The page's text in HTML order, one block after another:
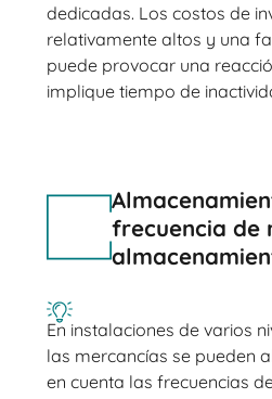
dedicadas. Los costos de
relativamente altos y una
puede provocar una
implique tiempo de
frecuencia de
En instalaciones de varios
las mercancías se pueden
en cuenta las frecuencias